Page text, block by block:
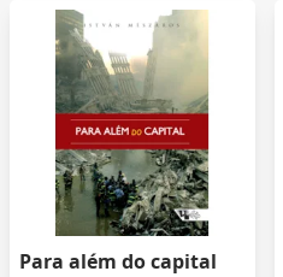
Para além do capital